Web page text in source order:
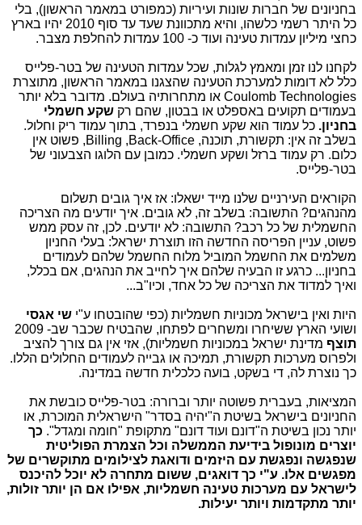
בחניונים של חברות שונות ועיריות (כמפורט במאמר הראשון), בלי
כל היתר רשמי כלשהו, והיא מתכוונת שעד עד סוף 2010 יהיו בארץ
כחצי מיליון עמדות טעינה ועוד כ- 100 עמדות להחלפת מצבר.
לקחנו לנו זמן ומאמץ לגלות, שכל עמדות הטעינה של בטר-פלייס
כלל לא דומות למערכת הטעינה שהצגנו במאמר הראשון, מתוצרת
Coulomb Technologies או מתחרותיה בעולם. מדובר בלא יותר
בעמודים תקועים באספלט או בבטון, שהם רק שקע חשמלי
בחניון. כל עמוד הוא שקע חשמלי בנפרד, בתוך עמוד ריק וחלול.
בשלב זה אין: תקשורת, תוכנה, Back-Office
,
Billing, פשוט אין
כלום. רק עמוד ברזל ושקע חשמלי. כמובן עם הלוגו הצבעוני של
בטר-פלייס.
הקוראים העירניים שלנו מייד ישאלו: אז איך גובים תשלום
מהנהגים? התשובה: בשלב זה, לא גובים. איך יודעים מה הצריכה
החשמלית של כל רכב? התשובה: לא יודעים. לכן, זה עסק ממש
פשוט, עניין הפריסה החדשה הזו תוצרת ישראל: בעלי החניון
משלמים את החשמל המוביל מלוח החשמל שלהם לעמודים
בחניון... כרגע זו הבעיה שלהם איך לחייב את הנהגים, אם בכלל,
ואיך למדוד את הצריכה של כל אחד, וכיו"ב...
היות ואין בישראל מכוניות חשמליות (כפי שהובטחו ע"י שי אגסי
ושועי הארץ ששיחרו ומשחרים לפתחו, שהבטיח שכבר שב- 2009
תוצף מדינת ישראל במכוניות חשמליות), אזי אין גם צורך להציב
ולפרוס מערכות תקשורת, תמיכה או גבייה לעמודים החלולים הללו.
כך נוצרת לה, די בשקט, בועה כלכלית חדשה במדינה.
המציאות, בעברית פשוטה יותר וברורה: בטר-פלייס כובשת את
החניונים בישראל בשיטת ה"יהיה בסדר" הישראלית המוכרת, או
יותר נכון בשיטת ה"דונם ועוד דונם" מתקופת "חומה ומגדל". כך
יוצרים מונופול בידיעת הממשלה וכל הצמרת הפוליטית
שנפגשה ונפגשת עם היזמים ודואגת לצילומים מתוקשרים של
מפגשים אלו. ע"י כך דואגים, ששום מתחרה לא יוכל להיכנס
לישראל עם מערכות טעינה חשמליות, אפילו אם הן יותר זולות,
יותר מתקדמות ויותר יעילות.